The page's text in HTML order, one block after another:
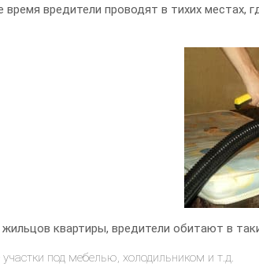
время вредители проводят в тихих местах,
квартиры, вредители обитают в
под мебелью, холодильником и т.д.